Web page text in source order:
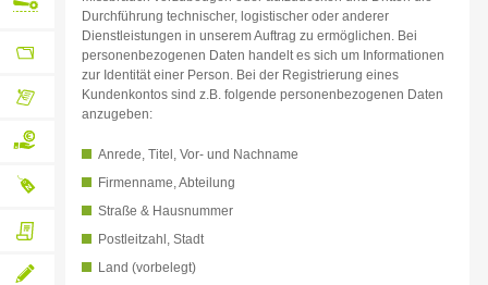
Versand
qualifizierter
Ansprechpartner
Flexible
Weiterverarbeitung
Absender-,
Rechnungsadressen
Kundenbereich
keine
Wünsche
Auf
Rechnung
bezahlen
Neutraler
Versand
Lieferschein
Durchführung technischer, logistischer oder anderer
Dienstleistungen in unserem Auftrag zu ermöglichen. Bei
personenbezogenen Daten handelt es sich um Informationen
zur Identität einer Person. Bei der Registrierung eines
Kundenkontos sind z.B. folgende personenbezogenen Daten
anzugeben:
Anrede, Titel, Vor- und Nachname
Firmenname, Abteilung
Straße & Hausnummer
Postleitzahl, Stadt
Land (vorbelegt)